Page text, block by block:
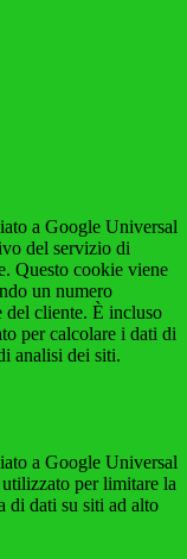
a Google Universal
del servizio di
Questo cookie viene
un numero
del cliente. È incluso
per calcolare i dati di
analisi dei siti.
a Google Universal
per limitare la
di dati su siti ad alto